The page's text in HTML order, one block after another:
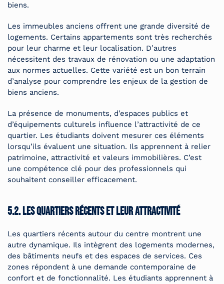
biens.
Les immeubles anciens offrent une grande diversité de
logements. Certains appartements sont très recherchés
pour leur charme et leur localisation. D’autres
nécessitent des travaux de rénovation ou une adaptation
aux normes actuelles. Cette variété est un bon terrain
d’analyse pour comprendre les enjeux de la gestion de
biens anciens.
La présence de monuments, d’espaces publics et
d’équipements culturels influence l’attractivité de ce
quartier. Les étudiants doivent mesurer ces éléments
lorsqu’ils évaluent une situation. Ils apprennent à relier
patrimoine, attractivité et valeurs immobilières. C’est
une compétence clé pour des professionnels qui
souhaitent conseiller efficacement.
5.2. Les quartiers récents et leur attractivité
Les quartiers récents autour du centre montrent une
autre dynamique. Ils intègrent des logements modernes,
des bâtiments neufs et des espaces de services. Ces
zones répondent à une demande contemporaine de
confort et de fonctionnalité. Les étudiants apprennent à